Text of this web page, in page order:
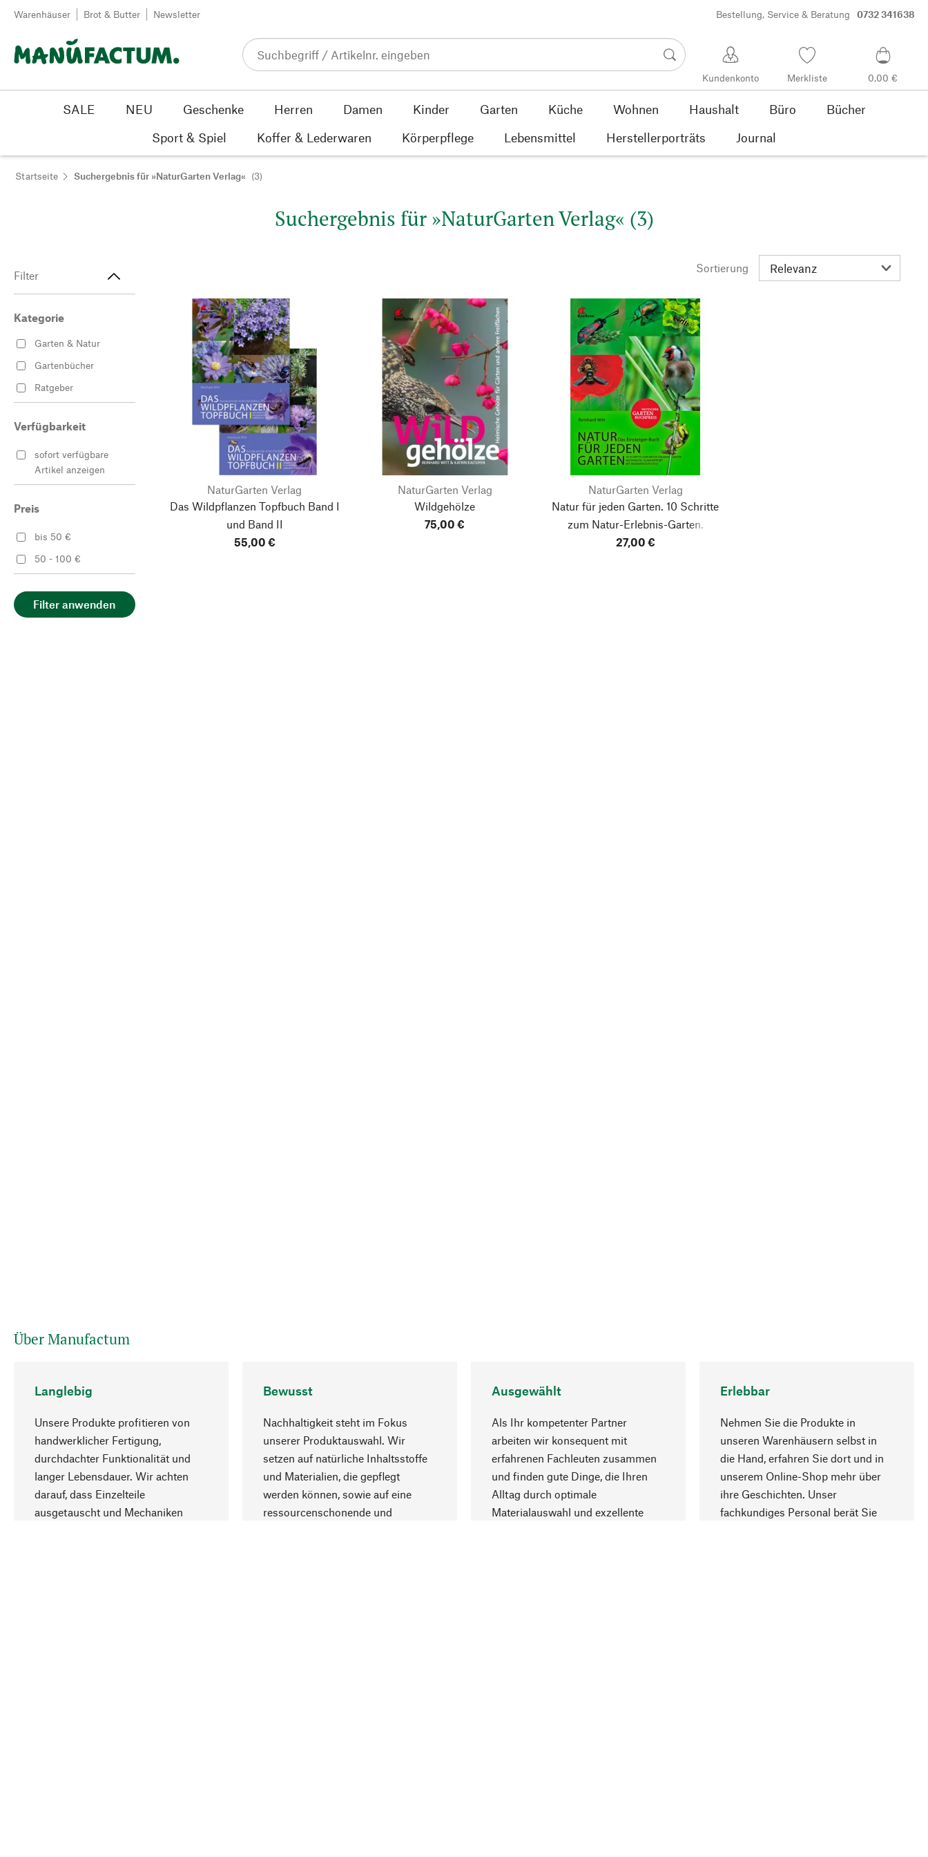
Zum Inhalt springen
Warenhäuser Brot & Butter Newsletter Bestellung, Service & Beratung 0732 341638
Kundenkonto Merkliste 0,00 €
SALE NEU Geschenke Herren Damen Kinder Garten Küche Wohnen Haushalt Büro
Bücher
Sport & Spiel
Koffer & Lederwaren Körperpflege Lebensmittel Herstellerporträts Journal
Startseite Suchergebnis für »NaturGarten Verlag« (3)
Suchergebnis für »NaturGarten Verlag« (3)
Filter
Kategorie
Garten & Natur
Gartenbücher
Ratgeber
Verfügbarkeit
sofort verfügbare
Artikel anzeigen
Preis
bis 50 €
50 - 100 €
Filter anwenden
Sortierung
NaturGarten Verlag
Das Wildpflanzen Topfbuch Band I
und Band II
55,00 €
NaturGarten Verlag
Wildgehölze
75,00 €
NaturGarten Verlag
Natur für jeden Garten. 10 Schritte
zum Natur-Erlebnis-Garten.
27,00 €
Über Manufactum
Langlebig
Unsere Produkte profitieren von
handwerklicher Fertigung,
durchdachter Funktionalität und
langer Lebensdauer. Wir achten
darauf, dass Einzelteile
ausgetauscht und Mechaniken
Bewusst
Nachhaltigkeit steht im Fokus
unserer Produktauswahl. Wir
setzen auf natürliche Inhaltsstoffe
und Materialien, die gepflegt
werden können, sowie auf eine
ressourcenschonende und
Ausgewählt
Als Ihr kompetenter Partner
arbeiten wir konsequent mit
erfahrenen Fachleuten zusammen
und finden gute Dinge, die Ihren
Alltag durch optimale
Materialauswahl und exzellente
Erlebbar
Nehmen Sie die Produkte in
unseren Warenhäusern selbst in
die Hand, erfahren Sie dort und in
unserem Online-Shop mehr über
ihre Geschichten. Unser
fachkundiges Personal berät Sie